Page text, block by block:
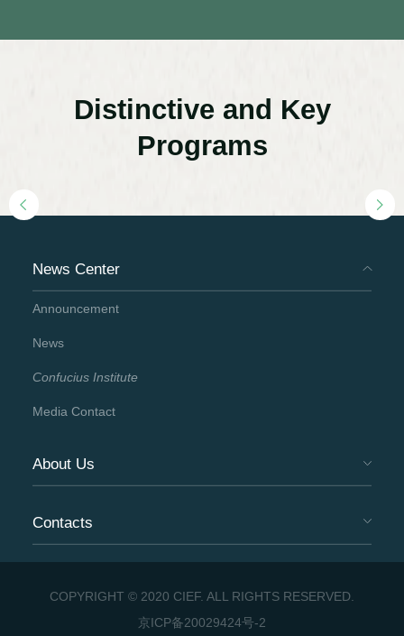
Distinctive and Key
Programs
News Center
Announcement
News
Confucius Institute
Media Contact
About Us
Contacts
COPYRIGHT © 2020 CIEF. ALL RIGHTS RESERVED.
京ICP备20029424号-2